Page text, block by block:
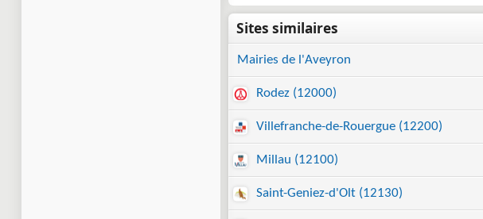
Mairies de l'Aveyron
Rodez (12000)
Villefranche-de-Rouergue (12200)
Millau (12100)
Saint-Geniez-d'Olt (12130)